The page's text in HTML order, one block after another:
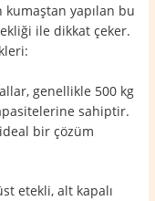
yapılan bu
ile dikkat çeker.
genellikle 500 kg
sahiptir.
bir çözüm
etekli, alt kapalı